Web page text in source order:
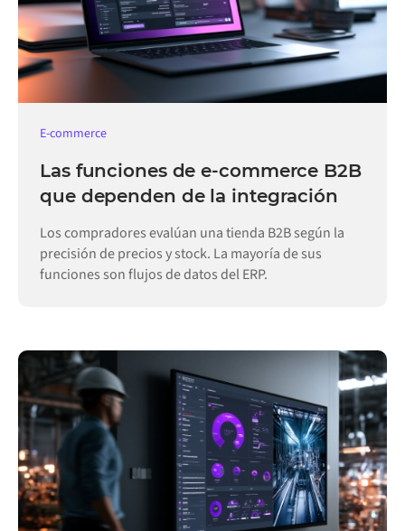
E-commerce
Las funciones de e-commerce B2B
que dependen de la integración
Los compradores evalúan una tienda B2B según la
precisión de precios y stock. La mayoría de sus
funciones son flujos de datos del ERP.